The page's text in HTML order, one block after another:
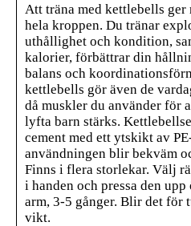
Att träna med kettlebells
hela kroppen. Du tränar
uthållighet och kondition,
kalorier, förbättrar din
balans och
kettlebells gör även de
då muskler du använder för
lyfta barn stärks.
cement med ett ytskikt av
användningen blir bekväm
Finns i flera storlekar. Välj
i handen och pressa den
arm, 3-5 gånger. Blir det för
vikt.